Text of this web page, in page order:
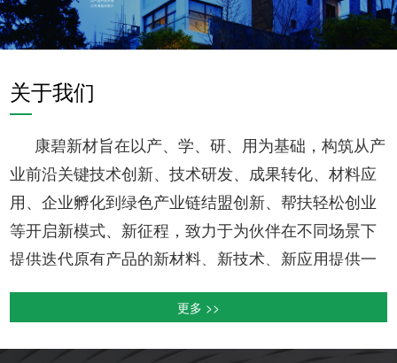
关于我们
康碧新材旨在以产、学、研、用为基础，构筑从产
业前沿关键技术创新、技术研发、成果转化、材料应
用、企业孵化到绿色产业链结盟创新、帮扶轻松创业
等开启新模式、新征程，致力于为伙伴在不同场景下
提供迭代原有产品的新材料、新技术、新应用提供一
站式解决方案，运用全要素多位一体的模式为合作伙
伴赋能、为社会注清流。
康碧新材主要在功能性绿色制造材料、环境保护材
更多 >>